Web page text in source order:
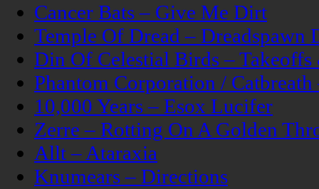
Cancer Bats – Give Me Dirt
Temple Of Dread – Dreadspawn
Din Of Celestial Birds –
Phantom Corporation /
10,000 Years – Esox Lucifer
Zerre – Rotting On A Golden
Allt – Ataraxia
Knumears – Directions